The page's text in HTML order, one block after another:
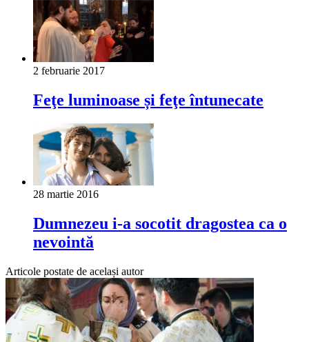
2 februarie 2017
Feţe luminoase și feţe întunecate
28 martie 2016
Dumnezeu i-a socotit dragostea ca o
nevointă
Articole postate de același autor